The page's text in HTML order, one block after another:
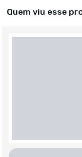
Quem viu esse